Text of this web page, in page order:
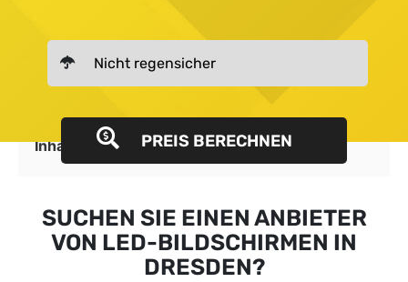
PREIS BERECHNEN
Inhalt anzeigen
SUCHEN SIE EINEN ANBIETER
VON LED-BILDSCHIRMEN IN
DRESDEN?